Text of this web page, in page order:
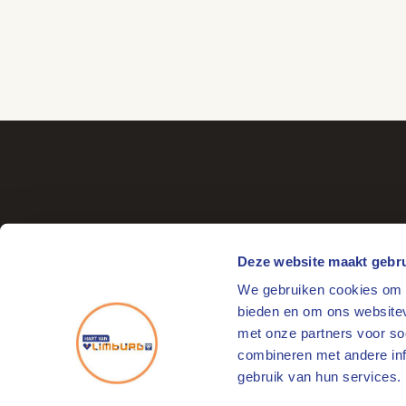
Deze website maakt
We gebruiken cookies
bieden en om ons
met onze partners voor
combineren met andere
gebruik van hun services.
Markt 17
6041 EL Roermond